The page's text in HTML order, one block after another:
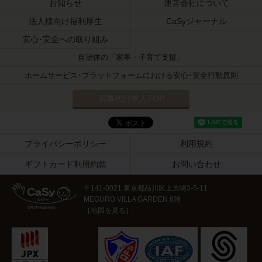
お知らせ
運営会社について
法人様向け福利厚生
CaSyジャーナル
安心･安全への取り組み
自治体の「家事・子育て支援」
ホームサービス･プラットフォームにおける安心･安全行動原則
プライバシーポリシー 利用規約
ギフトカード利用約款 お問い合わせ
〒141-0021 東京都品川区上大崎3-5-11
MEGURO VILLA GARDEN 6階
［地図を見る ］